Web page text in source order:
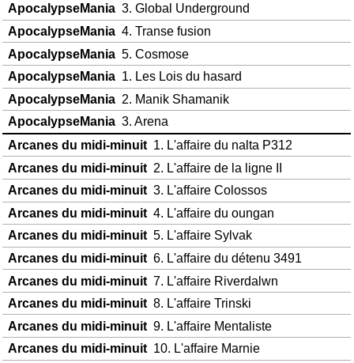
ApocalypseMania3. Global Underground
ApocalypseMania4. Transe fusion
ApocalypseMania 5. Cosmose
ApocalypseMania1. Les Lois du hasard
ApocalypseMania 2. Manik Shamanik
ApocalypseMania3. Arena
Arcanes du midi-minuit1. L'affaire du nalta P312
Arcanes du midi-minuit2. L'affaire de la ligne II
Arcanes du midi-minuit3. L'affaire Colossos
Arcanes du midi-minuit4. L'affaire du oungan
Arcanes du midi-minuit5. L'affaire Sylvak
Arcanes du midi-minuit6. L'affaire du détenu 3491
Arcanes du midi-minuit7. L'affaire Riverdalwn
Arcanes du midi-minuit8. L'affaire Trinski
Arcanes du midi-minuit9. L'affaire Mentaliste
Arcanes du midi-minuit10. L'affaire Marnie